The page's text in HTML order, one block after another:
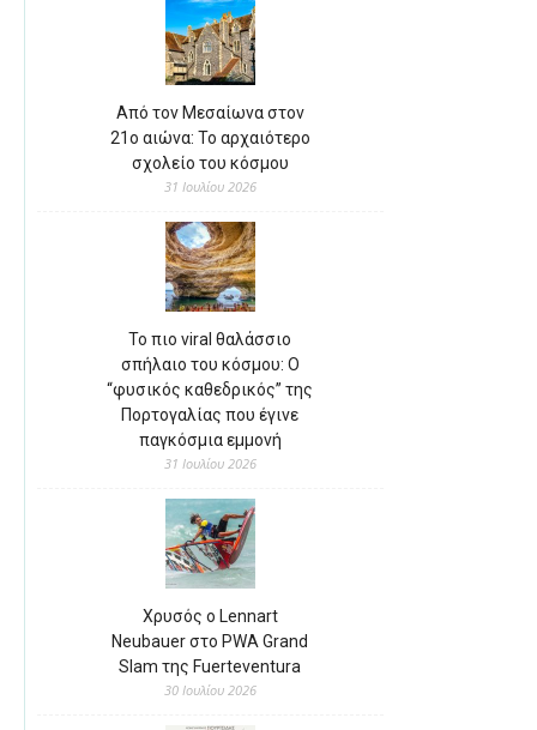
Από τον Μεσαίωνα στον
21ο αιώνα: Το αρχαιότερο
σχολείο του κόσμου
31 Ιουλίου 2026
Το πιο viral θαλάσσιο
σπήλαιο του κόσμου: Ο
“φυσικός καθεδρικός” της
Πορτογαλίας που έγινε
παγκόσμια εμμονή
31 Ιουλίου 2026
Χρυσός ο Lennart
Neubauer στο PWA Grand
Slam της Fuerteventura
30 Ιουλίου 2026